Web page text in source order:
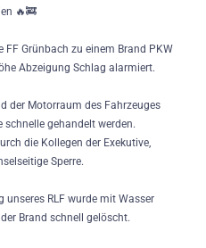
🔥🚒
Grünbach zu einem Brand PKW
Abzeigung Schlag alarmiert.
der Motorraum des Fahrzeuges
gehandelt werden.
die Kollegen der Exekutive,
Sperre.
RLF wurde mit Wasser
Brand schnell gelöscht.